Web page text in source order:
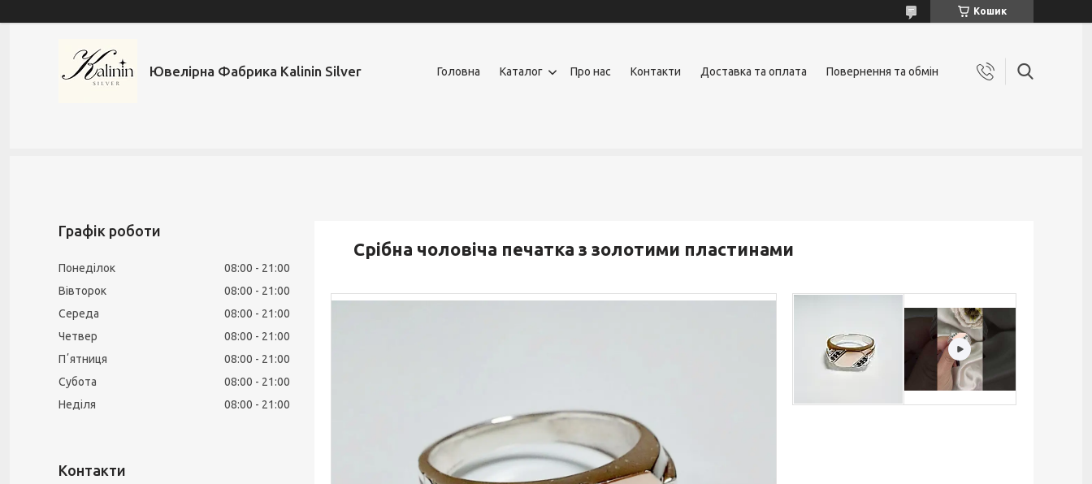
Кошик
Ювелірна Фабрика Kalinin Silver Головна Каталог Про нас Контакти Доставка та оплата Повернення та обмін
Срібна чоловіча печатка з золотими пластинами
Графік роботи
Понеділок 08:00
21:00
Вівторок
08:00
21:00
Середа
08:00
21:00
Четвер
08:00
21:00
Пʼятниця
08:00
21:00
Субота
08:00
21:00
Неділя
08:00 21:00